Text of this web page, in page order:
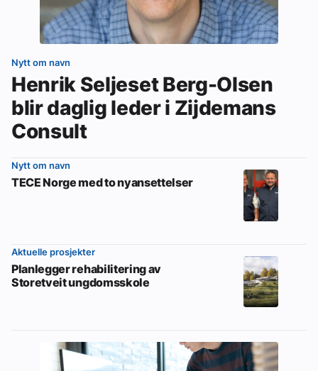
Nytt om navn
Henrik Seljeset Berg-Olsen
blir daglig leder i Zijdemans
Consult
Nytt om navn
TECE Norge med to nyansettelser
Aktuelle prosjekter
Planlegger rehabilitering av
Storetveit ungdomsskole